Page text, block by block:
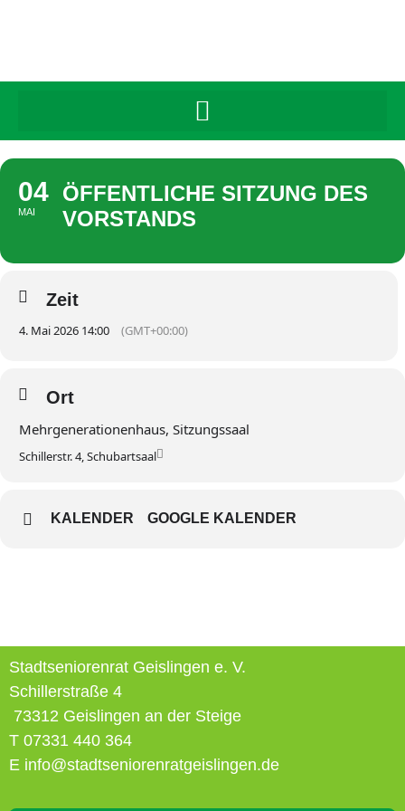
04
MAI
ÖFFENTLICHE SITZUNG DES
VORSTANDS
Zeit
4. Mai 2026 14:00 (GMT+00:00)
Ort
Mehrgenerationenhaus, Sitzungssaal
Schillerstr. 4, Schubartsaal
KALENDER GOOGLE KALENDER
Stadtseniorenrat Geislingen e. V.
Schillerstraße 4
73312 Geislingen an der Steige
T 07331 440 364
E info@stadtseniorenratgeislingen.de